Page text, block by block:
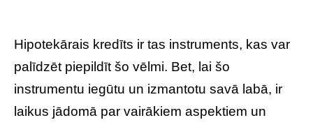
Hipotekārais kredīts ir tas instruments, kas var
palīdzēt piepildīt šo vēlmi. Bet, lai šo
instrumentu iegūtu un izmantotu savā labā, ir
laikus jādomā par vairākiem aspektiem un